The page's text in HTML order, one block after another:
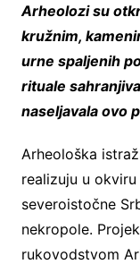
Arheolozi su
kružnim,
urne spaljenih
rituale
naseljavala ovo
Arheološka
realizuju u
severoistočne
nekropole.
rukovodstvom